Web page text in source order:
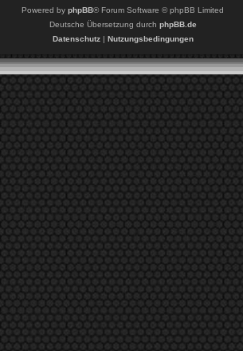
Powered by phpBB® Forum Software © phpBB Limited
Deutsche Übersetzung durch phpBB.de
Datenschutz| Nutzungsbedingungen